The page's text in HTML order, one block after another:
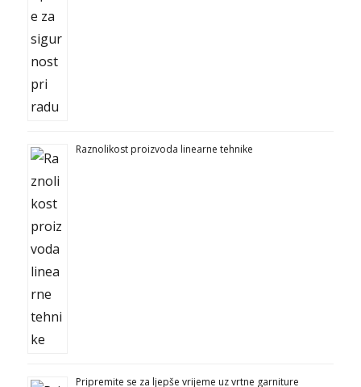
Raznolikost proizvoda linearne tehnike
Pripremite se za ljepše vrijeme uz vrtne garniture